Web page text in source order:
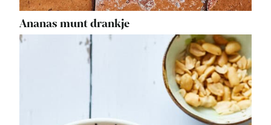
Ananas munt drankje